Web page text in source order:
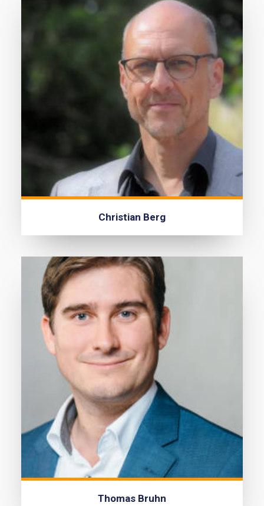
Christian Berg
Thomas Bruhn